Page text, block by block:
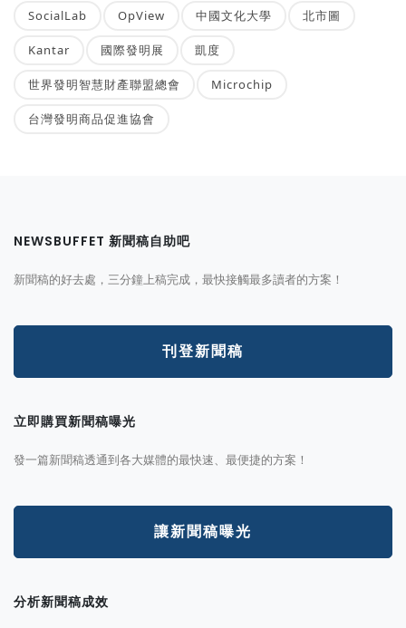
SocialLab OpView 中國文化大學 北市圖
Kantar 國際發明展 凱度
世界發明智慧財產聯盟總會 Microchip
台灣發明商品促進協會
NEWSBUFFET 新聞稿自助吧
新聞稿的好去處，三分鐘上稿完成，最快接觸最多讀者的方案！
刊登新聞稿
立即購買新聞稿曝光
發一篇新聞稿透通到各大媒體的最快速、最便捷的方案！
讓新聞稿曝光
分析新聞稿成效